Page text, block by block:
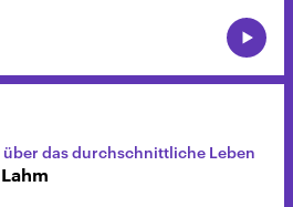
das durchschnittliche Leben